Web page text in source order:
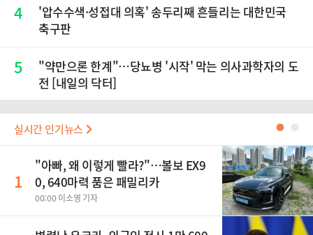
4
'압수수색·성접대 의혹' 송두리째 흔들리는 대한민국
축구판
5
"약만으론 한계"…당뇨병 '시작' 막는 의사과학자의 도
전 [내일의 닥터]
실시간 인기뉴스 ●
1
"아빠, 왜 이렇게 빨라?"…볼보 EX9
0, 640마력 품은 패밀리카
00:00 이소영 기자